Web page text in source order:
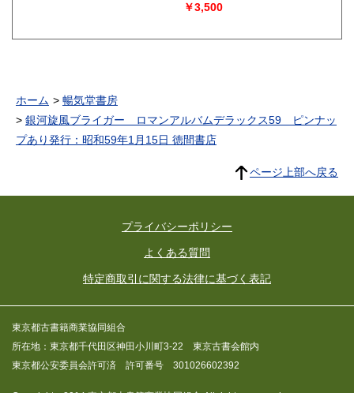
￥3,500
ホーム
暢気堂書房
銀河旋風ブライガー ロマンアルバムデラックス59 ピンナッ
プあり発行：昭和59年1月15日 徳間書店
ページ上部へ戻る
プライバシーポリシー
よくある質問
特定商取引に関する法律に基づく表記
東京都古書籍商業協同組合
所在地：東京都千代田区神田小川町3-22 東京古書会館内
東京都公安委員会許可済 許可番号 301026602392